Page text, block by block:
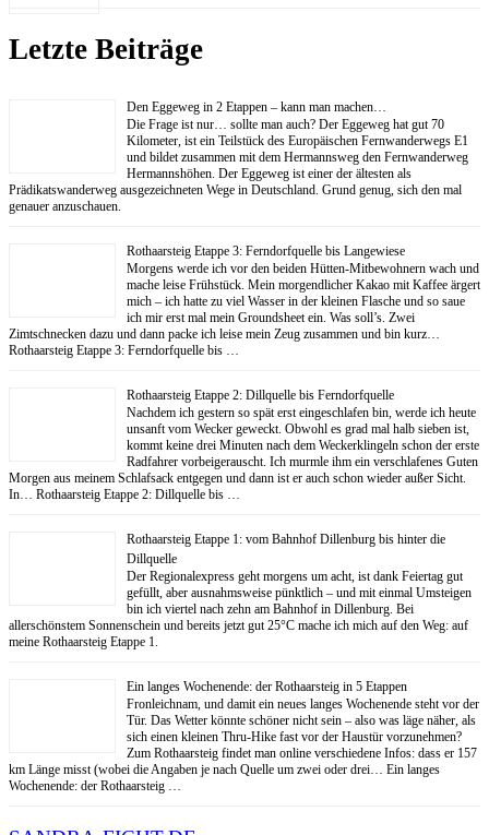
Letzte Beiträge
Den Eggeweg in 2 Etappen – kann man machen…
Die Frage ist nur… sollte man auch? Der Eggeweg hat gut 70
Kilometer, ist ein Teilstück des Europäischen Fernwanderwegs E1
und bildet zusammen mit dem Hermannsweg den Fernwanderweg
Hermannshöhen. Der Eggeweg ist einer der ältesten als
Prädikatswanderweg ausgezeichneten Wege in Deutschland. Grund genug, sich den mal
genauer anzuschauen.
Rothaarsteig Etappe 3: Ferndorfquelle bis Langewiese
Morgens werde ich vor den beiden Hütten-Mitbewohnern wach und
mache leise Frühstück. Mein morgendlicher Kakao mit Kaffee ärgert
mich – ich hatte zu viel Wasser in der kleinen Flasche und so saue
ich mir erst mal mein Groundsheet ein. Was soll’s. Zwei
Zimtschnecken dazu und dann packe ich leise mein Zeug zusammen und bin kurz…
Rothaarsteig Etappe 3: Ferndorfquelle bis …
Rothaarsteig Etappe 2: Dillquelle bis Ferndorfquelle
Nachdem ich gestern so spät erst eingeschlafen bin, werde ich heute
unsanft vom Wecker geweckt. Obwohl es grad mal halb sieben ist,
kommt keine drei Minuten nach dem Weckerklingeln schon der erste
Radfahrer vorbeigerauscht. Ich murmle ihm ein verschlafenes Guten
Morgen aus meinem Schlafsack entgegen und dann ist er auch schon wieder außer Sicht.
In… Rothaarsteig Etappe 2: Dillquelle bis …
Rothaarsteig Etappe 1: vom Bahnhof Dillenburg bis hinter die
Dillquelle
Der Regionalexpress geht morgens um acht, ist dank Feiertag gut
gefüllt, aber ausnahmsweise pünktlich – und mit einmal Umsteigen
bin ich viertel nach zehn am Bahnhof in Dillenburg. Bei
allerschönstem Sonnenschein und bereits jetzt gut 25°C mache ich mich auf den Weg: auf
meine Rothaarsteig Etappe 1.
Ein langes Wochenende: der Rothaarsteig in 5 Etappen
Fronleichnam, und damit ein neues langes Wochenende steht vor der
Tür. Das Wetter könnte schöner nicht sein – also was läge näher, als
sich einen kleinen Thru-Hike fast vor der Haustür vorzunehmen?
Zum Rothaarsteig findet man online verschiedene Infos: dass er 157
km Länge misst (wobei die Angaben je nach Quelle um zwei oder drei… Ein langes
Wochenende: der Rothaarsteig …